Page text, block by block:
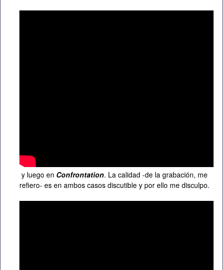
y luego en Confrontation. La calidad -de la grabación, me
refiero- es en ambos casos discutible y por ello me disculpo.